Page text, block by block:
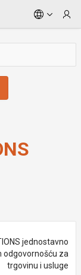
jednostavno
odgovornošću za
trgovinu i usluge